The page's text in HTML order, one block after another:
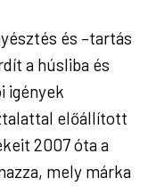
és –tartás
a húsliba és
igények
előállított
2007 óta a
mely márka